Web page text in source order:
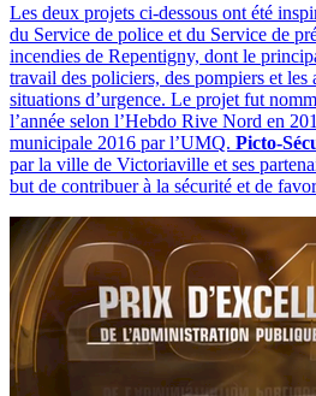
Les deux projets ci-dessous ont été
du Service de police et du Service de
incendies de Repentigny, dont le
travail des policiers, des pompiers et les
situations d’urgence. Le projet fut
l’année selon l’Hebdo Rive Nord en
municipale 2016 par l’UMQ. Picto-
par la ville de Victoriaville et ses
but de contribuer à la sécurité et de